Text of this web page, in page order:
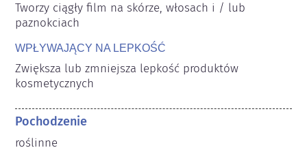
Tworzy ciągły film na skórze, włosach i / lub
paznokciach
WPŁYWAJĄCY NA LEPKOŚĆ
Zwiększa lub zmniejsza lepkość produktów
kosmetycznych
Pochodzenie
roślinne